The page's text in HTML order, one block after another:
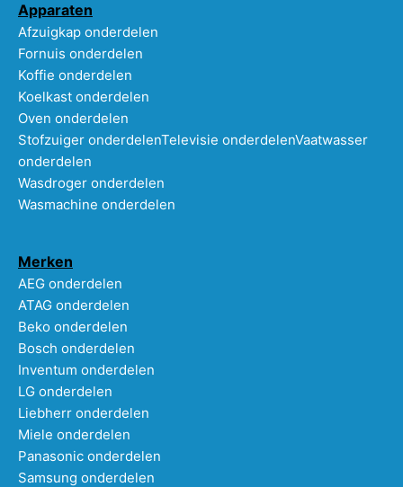
Apparaten
Afzuigkap onderdelen
Fornuis onderdelen
Koffie onderdelen
Koelkast onderdelen
Oven onderdelen
Stofzuiger onderdelenTelevisie onderdelenVaatwasser
onderdelen
Wasdroger onderdelen
Wasmachine onderdelen
Merken
AEG onderdelen
ATAG onderdelen
Beko onderdelen
Bosch onderdelen
Inventum onderdelen
LG onderdelen
Liebherr onderdelen
Miele onderdelen
Panasonic onderdelen
Samsung onderdelen